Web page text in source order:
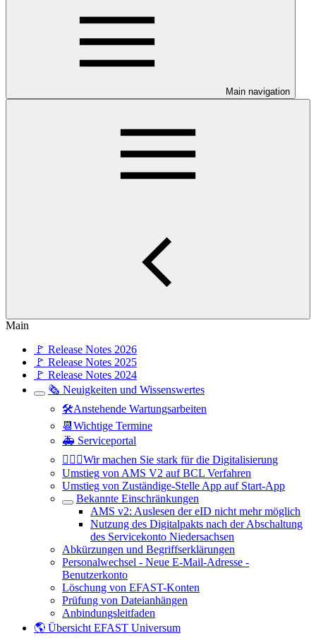
Main navigation
Main
🚩 Release Notes 2026
🚩 Release Notes 2025
🚩 Release Notes 2024
🗞️ Neuigkeiten und Wissenswertes
🛠️Anstehende Wartungsarbeiten
📆Wichtige Termine
🚑 Serviceportal
🏋🏻‍♂️Wir machen Sie stark für die Digitalisierung
Umstieg von AMS V2 auf BCL Verfahren
Umstieg von Zuständige-Stelle App auf Start-App
Bekannte Einschränkungen
AMS v2: Auslesen der eID nicht mehr möglich
Nutzung des Digitalpakts nach der Abschaltung
des Servicekonto Niedersachsen
Abkürzungen und Begriffserklärungen
Personalwechsel - Neue E-Mail-Adresse -
Benutzerkonto
Löschung von EFAST-Konten
Prüfung von Dateianhängen
Anbindungsleitfaden
🌎 Übersicht EFAST Universum